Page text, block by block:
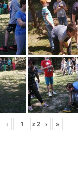
‹ z2 › »